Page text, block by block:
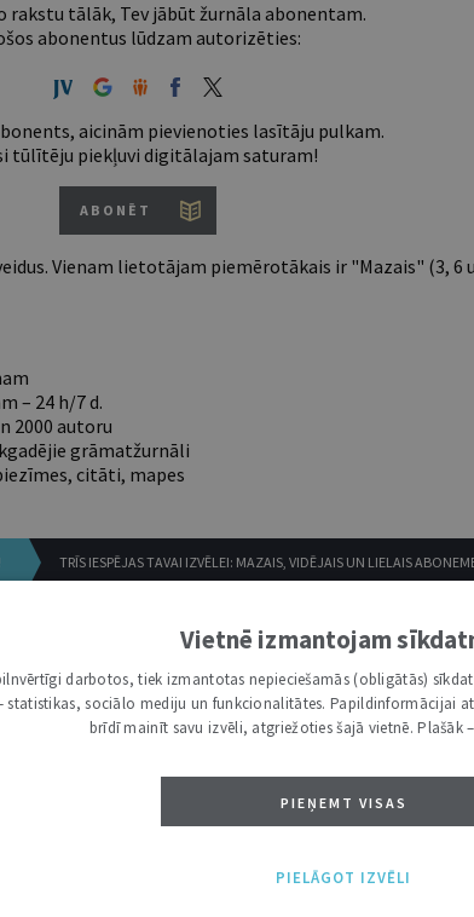
rakstu tālāk, Tev jābūt žurnāla abonentam.
abonentus lūdzam autorizēties:
aicinām pievienoties lasītāju pulkam.
tūlītēju piekļuvi digitālajam saturam!
ABONĒT
Vienam lietotājam piemērotākais ir "Mazais" (3, 6
– 24 h/7 d.
2000 autoru
grāmatžurnāli
citāti, mapes
TRĪS IESPĒJAS TAVAI IZVĒLEI: MAZAIS, VIDĒJAIS UN LIELAIS
VĀRDS
Vietnē izmantojam
darbotos, tiek izmantotas nepieciešamās (obligātās)
statistikas, sociālo mediju un funkcionalitātes. Papildinformācijai
brīdī mainīt savu izvēli, atgriežoties šajā vietnē. Plašāk –
PIEŅEMT VISAS
PIELĀGOT IZVĒLI